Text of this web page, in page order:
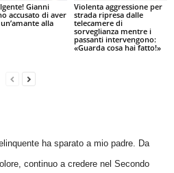
Gianni
accusato di aver
alla
Violenta aggressione per
strada ripresa dalle
telecamere di
sorveglianza mentre i
passanti intervengono:
«Guarda cosa hai fatto!»
ha sparato a mio padre. Da
continuo a credere nel Secondo